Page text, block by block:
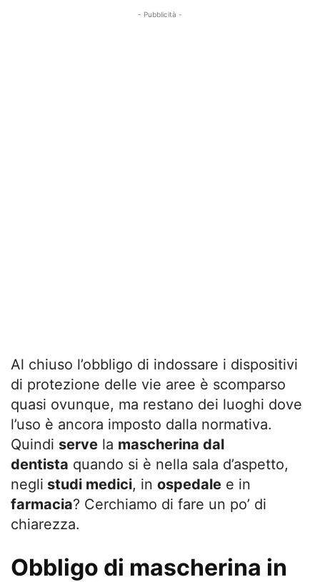
- Pubblicità -
Al chiuso l’obbligo di indossare i dispositivi
di protezione delle vie aree è scomparso
quasi ovunque, ma restano dei luoghi dove
l’uso è ancora imposto dalla normativa.
Quindi serve la mascherina dal
dentista quando si è nella sala d’aspetto,
negli studi medici, in ospedale e in
farmacia? Cerchiamo di fare un po’ di
chiarezza.
Obbligo di mascherina in